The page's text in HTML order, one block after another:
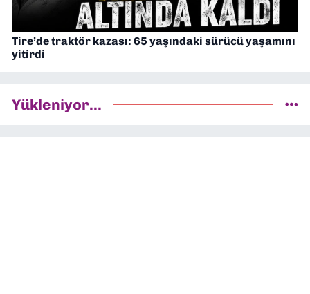
Tire’de traktör kazası: 65 yaşındaki sürücü yaşamını
yitirdi
Yükleniyor...